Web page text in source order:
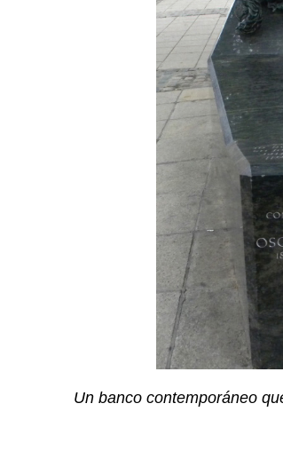
Un banco contemporáneo